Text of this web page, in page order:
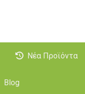
Νέα Προϊόντα
Blog